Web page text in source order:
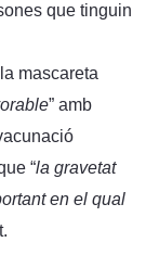
que tinguin
mascareta
” amb
“la gravetat
en el qual